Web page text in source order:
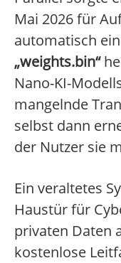
Mai 2026 für
automatisch
„weights.bin“
Nano-KI-
mangelnde
selbst dann
der Nutzer sie
Ein veraltetes
Haustür für
privaten Daten
kostenlose